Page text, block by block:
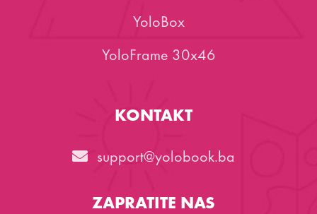
YoloBox
YoloFrame 30x46
KONTAKT
support@yolobook.ba
ZAPRATITE NAS